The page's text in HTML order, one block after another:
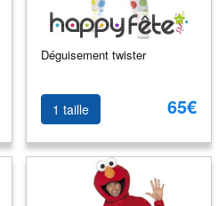
Déguisement twister
1 taille 65€